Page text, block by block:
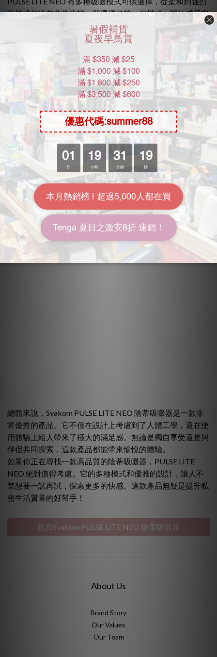
的模式切換都非常流暢。我選擇了第一個模式，開始感受它
它的設計恰到好處，能夠完美地貼合我的身體，帶來持續而
穩定的刺激。隨著我逐漸調整到更高的模式，快感也越來越
強烈，令人無法自拔。
清潔與保養
使用完畢後，清洗也是一個重要的環節。由於它的材質是防
水的，我只需用清水沖洗並輕輕擦乾即可。這樣的設計讓清
潔變得輕鬆方便，完全不需要擔心衛生問題。
總體來說，Svakom PULSE LITE NEO 陰蒂吸啜器是一款非
常優秀的產品。它不僅在設計上考慮到了人體工學，還在使
用體驗上給人帶來了極大的滿足感。無論是獨自享受還是與
伴侶共同探索，這款產品都能帶來愉悅的體驗。
如果你正在尋找一款高品質的陰蒂吸啜器，PULSE LITE
NEO 絕對值得考慮。它的多種模式和優雅的設計，讓人不
禁想要一試再試，探索更多的快感。這款產品無疑是提升私
密生活質量的好幫手！
購買Svakom PULSE LITE NEO 陰蒂吸啜器
About Us
Brand Story
Our Values
Our Team